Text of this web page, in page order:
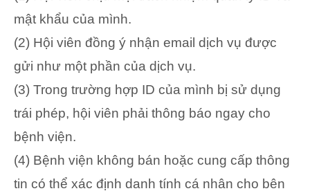
mật khẩu của mình.
(2) Hội viên đồng ý nhận email dịch vụ được
gửi như một phần của dịch vụ.
(3) Trong trường hợp ID của mình bị sử dụng
trái phép, hội viên phải thông báo ngay cho
bệnh viện.
(4) Bệnh viện không bán hoặc cung cấp thông
tin có thể xác định danh tính cá nhân cho bên